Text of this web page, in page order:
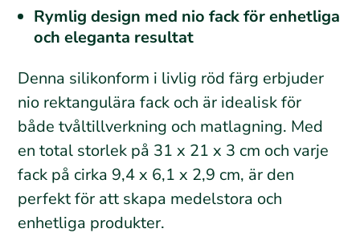
Rymlig design med nio fack för enhetliga
och eleganta resultat
Denna silikonform i livlig röd färg erbjuder
nio rektangulära fack och är idealisk för
både tvåltillverkning och matlagning. Med
en total storlek på 31 x 21 x 3 cm och varje
fack på cirka 9,4 x 6,1 x 2,9 cm, är den
perfekt för att skapa medelstora och
enhetliga produkter.